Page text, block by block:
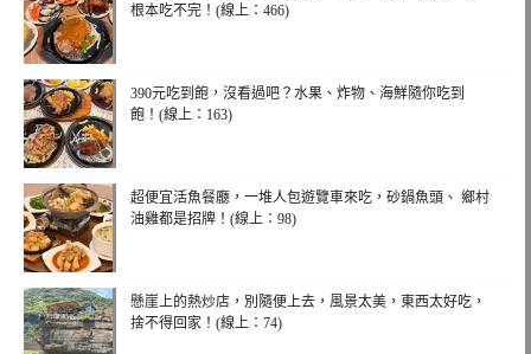
根本吃不完！(線上：466)
390元吃到飽，沒看過吧？水果、炸物、海鮮隨你吃到
飽！(線上：163)
超便宜活魚餐廳，一堆人包遊覽車來吃，砂鍋魚頭、 鄉村
油雞都是招牌！(線上：98)
懸崖上的熱炒店，別隨便上去，風景太美，東西太好吃，
捨不得回家！(線上：74)